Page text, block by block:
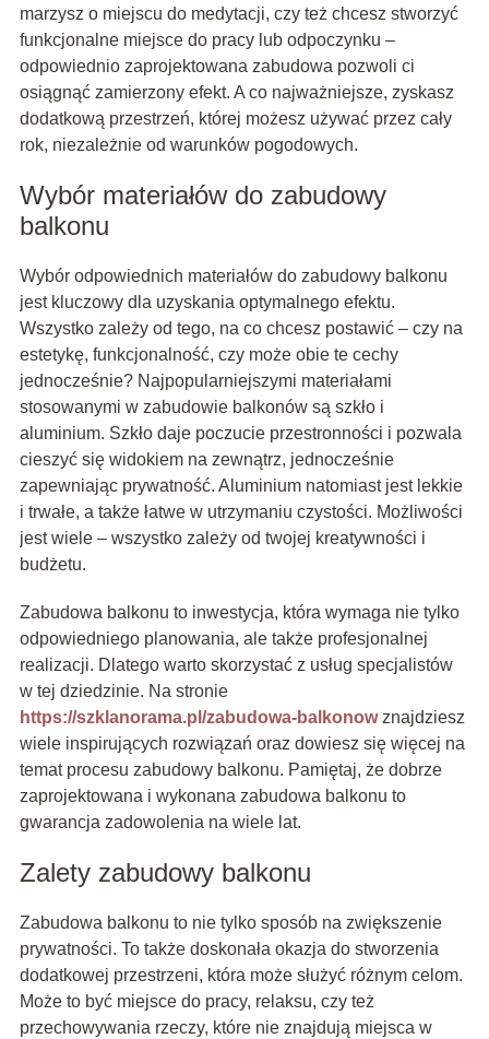
marzysz o miejscu do medytacji, czy też chcesz stworzyć
funkcjonalne miejsce do pracy lub odpoczynku –
odpowiednio zaprojektowana zabudowa pozwoli ci
osiągnąć zamierzony efekt. A co najważniejsze, zyskasz
dodatkową przestrzeń, której możesz używać przez cały
rok, niezależnie od warunków pogodowych.
Wybór materiałów do zabudowy
balkonu
Wybór odpowiednich materiałów do zabudowy balkonu
jest kluczowy dla uzyskania optymalnego efektu.
Wszystko zależy od tego, na co chcesz postawić – czy na
estetykę, funkcjonalność, czy może obie te cechy
jednocześnie? Najpopularniejszymi materiałami
stosowanymi w zabudowie balkonów są szkło i
aluminium. Szkło daje poczucie przestronności i pozwala
cieszyć się widokiem na zewnątrz, jednocześnie
zapewniając prywatność. Aluminium natomiast jest lekkie
i trwałe, a także łatwe w utrzymaniu czystości. Możliwości
jest wiele – wszystko zależy od twojej kreatywności i
budżetu.
Zabudowa balkonu to inwestycja, która wymaga nie tylko
odpowiedniego planowania, ale także profesjonalnej
realizacji. Dlatego warto skorzystać z usług specjalistów
w tej dziedzinie. Na stronie
https://szklanorama.pl/zabudowa-balkonowznajdziesz
wiele inspirujących rozwiązań oraz dowiesz się więcej na
temat procesu zabudowy balkonu. Pamiętaj, że dobrze
zaprojektowana i wykonana zabudowa balkonu to
gwarancja zadowolenia na wiele lat.
Zalety zabudowy balkonu
Zabudowa balkonu to nie tylko sposób na zwiększenie
prywatności. To także doskonała okazja do stworzenia
dodatkowej przestrzeni, która może służyć różnym celom.
Może to być miejsce do pracy, relaksu, czy też
przechowywania rzeczy, które nie znajdują miejsca w